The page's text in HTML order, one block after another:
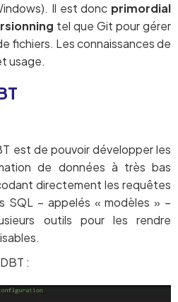
Il est donc primordial
tel que Git pour gérer
fichiers. Les connaissances de
usage.
est de pouvoir développer les
de données à très bas
directement les requêtes
SQL – appelés « modèles » –
outils pour les rendre
: